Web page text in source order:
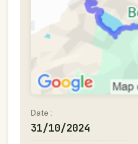
Date :
31/10/2024